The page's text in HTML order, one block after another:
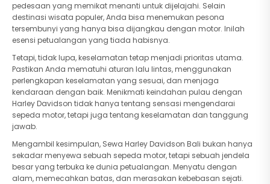
pedesaan yang memikat menanti untuk dijelajahi. Selain
destinasi wisata populer, Anda bisa menemukan pesona
tersembunyi yang hanya bisa dijangkau dengan motor. Inilah
esensi petualangan yang tiada habisnya.
Tetapi, tidak lupa, keselamatan tetap menjadi prioritas utama.
Pastikan Anda mematuhi aturan lalu lintas, menggunakan
perlengkapan keselamatan yang sesuai, dan menjaga
kendaraan dengan baik. Menikmati keindahan pulau dengan
Harley Davidson tidak hanya tentang sensasi mengendarai
sepeda motor, tetapi juga tentang keselamatan dan tanggung
jawab.
Mengambil kesimpulan, Sewa Harley Davidson Bali bukan hanya
sekadar menyewa sebuah sepeda motor, tetapi sebuah jendela
besar yang terbuka ke dunia petualangan. Menyatu dengan
alam, memecahkan batas, dan merasakan kebebasan sejati.